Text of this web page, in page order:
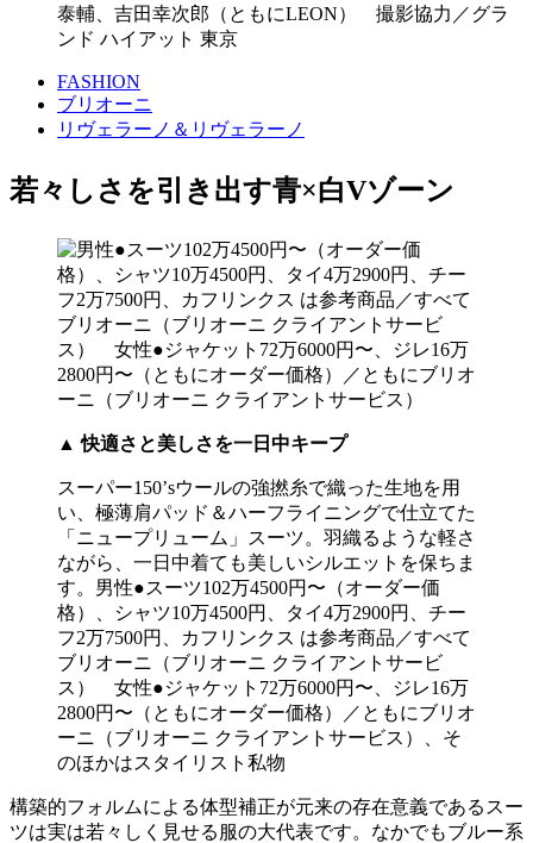
泰輔、吉田幸次郎（ともにLEON） 撮影協力／グラ
ンド ハイアット 東京
FASHION
ブリオーニ
リヴェラーノ＆リヴェラーノ
若々しさを引き出す青×白Vゾーン
▲快適さと美しさを一日中キープ
スーパー150’sウールの強撚糸で織った生地を用
い、極薄肩パッド＆ハーフライニングで仕立てた
「ニュープリューム」スーツ。羽織るような軽さ
ながら、一日中着ても美しいシルエットを保ちま
す。男性●スーツ102万4500円〜（オーダー価
格）、シャツ10万4500円、タイ4万2900円、チー
フ2万7500円、カフリンクス は参考商品／すべて
ブリオーニ（ブリオーニ クライアントサービ
ス） 女性●ジャケット72万6000円〜、ジレ16万
2800円〜（ともにオーダー価格）／ともにブリオ
ーニ（ブリオーニ クライアントサービス）、そ
のほかはスタイリスト私物
構築的フォルムによる体型補正が元来の存在意義であるスー
ツは実は若々しく見せる服の大代表です。なかでもブルー系